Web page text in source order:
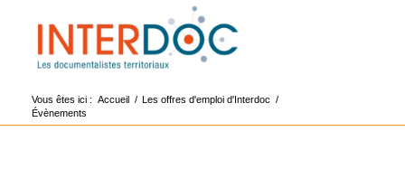
Vous êtes ici : Accueil / Les offres d'emploi d'Interdoc /
Évènements